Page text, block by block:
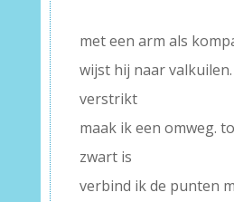
met een arm als
wijst hij naar
verstrikt
maak ik een omweg.
zwart is
verbind ik de punten